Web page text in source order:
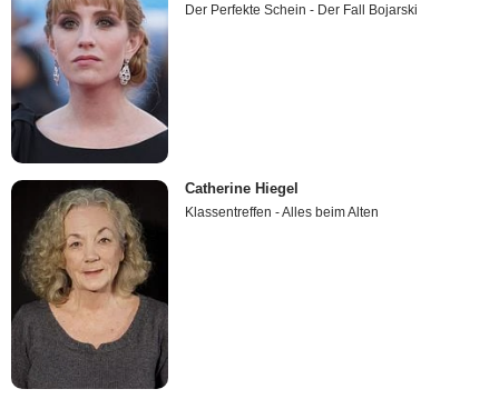
Der Perfekte Schein - Der Fall Bojarski
Catherine Hiegel
Klassentreffen - Alles beim Alten